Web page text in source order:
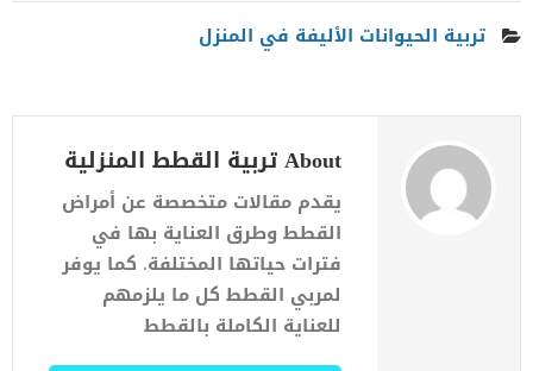
تربية الحيوانات الأليفة في المنزل
About تربية القطط المنزلية
يقدم مقالات متخصصة عن أمراض
القطط وطرق العناية بها في
فترات حياتها المختلفة. كما يوفر
لمربي القطط كل ما يلزمهم
للعناية الكاملة بالقطط